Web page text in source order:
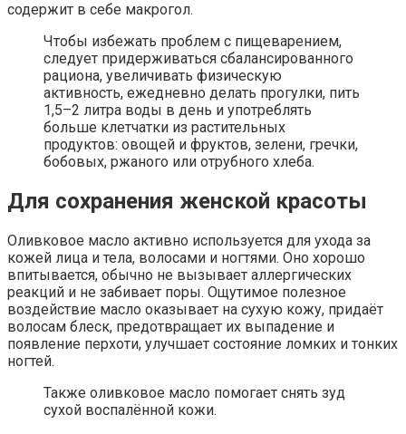
содержит в себе макрогол.
Чтобы избежать проблем с пищеварением,
следует придерживаться сбалансированного
рациона, увеличивать физическую
активность, ежедневно делать прогулки, пить
1,5–2 литра воды в день и употреблять
больше клетчатки из растительных
продуктов: овощей и фруктов, зелени, гречки,
бобовых, ржаного или отрубного хлеба.
Для сохранения женской красоты
Оливковое масло активно используется для ухода за
кожей лица и тела, волосами и ногтями. Оно хорошо
впитывается, обычно не вызывает аллергических
реакций и не забивает поры. Ощутимое полезное
воздействие масло оказывает на сухую кожу, придаёт
волосам блеск, предотвращает их выпадение и
появление перхоти, улучшает состояние ломких и тонких
ногтей.
Также оливковое масло помогает снять зуд
сухой воспалённой кожи.